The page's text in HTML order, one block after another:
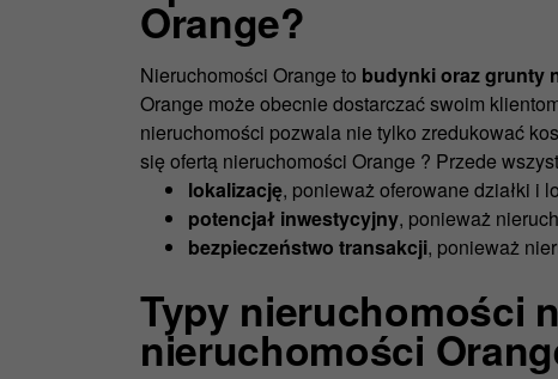
Orange?
Nieruchomości Orange to budynki oraz grunty
Orange może obecnie dostarczać swoim
nieruchomości pozwala nie tylko zredukować
się ofertą nieruchomości Orange ? Przede
lokalizację, ponieważ oferowane działki i
potencjał inwestycyjny, ponieważ
bezpieczeństwo transakcji, ponieważ
Typy nieruchomości
nieruchomości